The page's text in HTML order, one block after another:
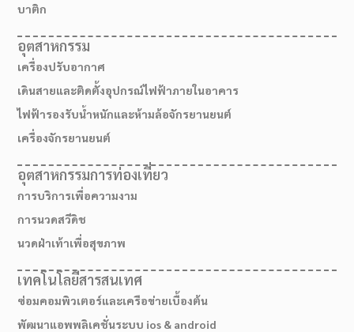
บาติก
อุตสาหกรรม
เครื่องปรับอากาศ
เดินสายและติดตั้งอุปกรณ์ไฟฟ้าภายในอาคาร
ไฟฟ้ารองรับน้ำหนักและห้ามล้อจักรยานยนต์
เครื่องจักรยานยนต์
อุตสาหกรรมการท่องเที่ยว
การบริการเพื่อความงาม
การนวดสวีดิช
นวดฝ่าเท้าเพื่อสุขภาพ
เทคโนโลยีสารสนเทศ
ซ่อมคอมพิวเตอร์และเครือข่ายเบื้องต้น
พัฒนาแอพพลิเคชั่นระบบ ios & android